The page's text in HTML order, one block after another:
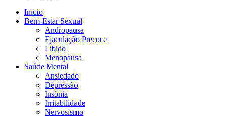
Início
Bem-Estar Sexual
Andropausa
Ejaculação Precoce
Libido
Menopausa
Saúde Mental
Ansiedade
Depressão
Insônia
Irritabilidade
Nervosismo